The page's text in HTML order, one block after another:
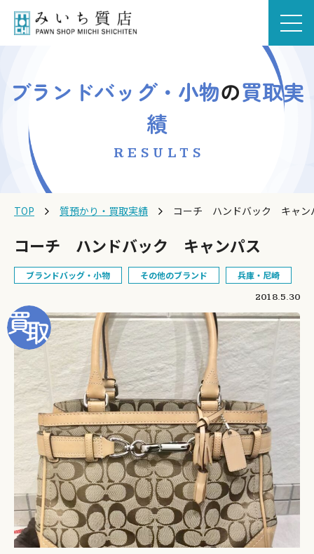
ブランドバッグ・小物の買取実
績
RESULTS
TOP 質預かり・買取実績 コーチ ハンドバック キャン
コーチ ハンドバック キャンパス
ブランドバッグ・小物 その他のブランド 兵庫・尼崎
2018.5.30